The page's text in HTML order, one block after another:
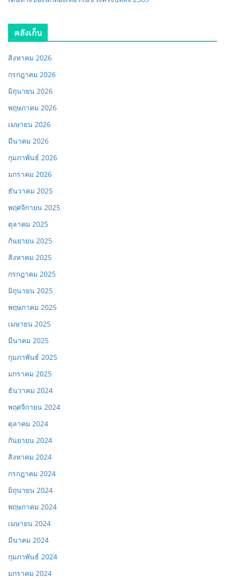
คลังเก็บ
สิงหาคม 2026
กรกฎาคม 2026
มิถุนายน 2026
พฤษภาคม 2026
เมษายน 2026
มีนาคม 2026
กุมภาพันธ์ 2026
มกราคม 2026
ธันวาคม 2025
พฤศจิกายน 2025
ตุลาคม 2025
กันยายน 2025
สิงหาคม 2025
กรกฎาคม 2025
มิถุนายน 2025
พฤษภาคม 2025
เมษายน 2025
มีนาคม 2025
กุมภาพันธ์ 2025
มกราคม 2025
ธันวาคม 2024
พฤศจิกายน 2024
ตุลาคม 2024
กันยายน 2024
สิงหาคม 2024
กรกฎาคม 2024
มิถุนายน 2024
พฤษภาคม 2024
เมษายน 2024
มีนาคม 2024
กุมภาพันธ์ 2024
มกราคม 2024